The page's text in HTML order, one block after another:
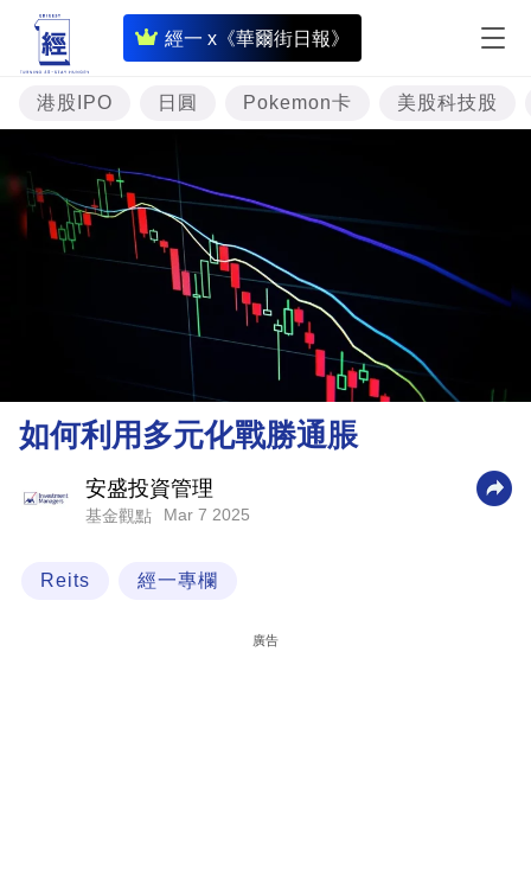
經一 x《華爾街日報》
即
時
財
經
專
題
投
樓
理
財
商
業
技
港股IPO 日圓 Pokemon卡 美股科技股
如何利用多元化戰勝通脹
安盛投資管理
基金觀點 Mar 7 2025
Reits 經一專欄
廣告